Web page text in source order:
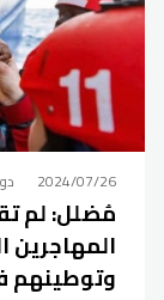
2024/07/26
مُضلل: لم
المهاجرين
وتوطينهم